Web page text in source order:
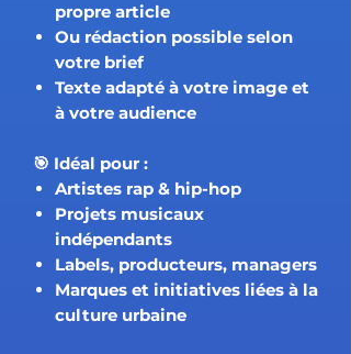
propre article
Ou rédaction possible selon
votre brief
Texte adapté à votre image et
à votre audience
🎯 Idéal pour :
Artistes rap & hip-hop
Projets musicaux
indépendants
Labels, producteurs, managers
Marques et initiatives liées à la
culture urbaine